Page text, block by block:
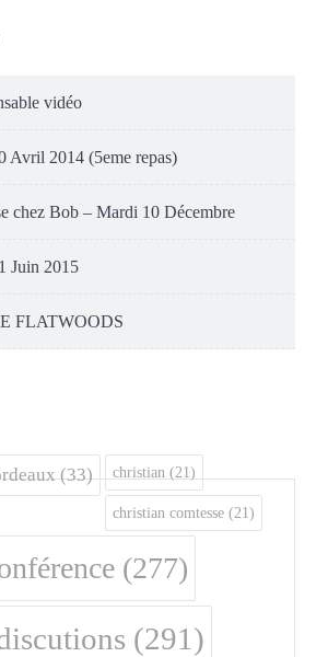
vidéo
Avril 2014 (5eme repas)
chez Bob – Mardi 10 Décembre
Juin 2015
FLATWOODS
(33) christian (21)
christian comtesse (21)
(277)
(291)